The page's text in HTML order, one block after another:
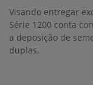
Visando entregar
Série 1200 conta
a deposição de
duplas.